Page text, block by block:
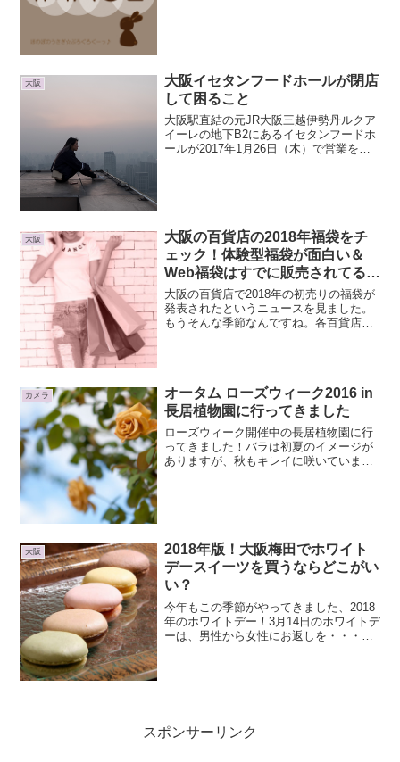
大阪
大阪イセタンフードホールが閉店
して困ること
大阪駅直結の元JR大阪三越伊勢丹ルクア
イーレの地下B2にあるイセタンフードホ
ールが2017年1月26日（木）で営業を終
大阪
大阪の百貨店の2018年福袋をチ
ェック！体験型福袋が面白い＆
Web福袋はすでに販売されてる
よ！！
大阪の百貨店で2018年の初売りの福袋が
発表されたというニュースを見ました。
もうそんな季節なんですね。各百貨店の
カメラ
オータム ローズウィーク2016 in
長居植物園に行ってきました
ローズウィーク開催中の長居植物園に行
ってきました！バラは初夏のイメージが
ありますが、秋もキレイに咲いています♪
大阪
2018年版！大阪梅田でホワイト
デースイーツを買うならどこがい
い？
今年もこの季節がやってきました、2018
年のホワイトデー！3月14日のホワイトデ
ーは、男性から女性にお返しを・・・と
スポンサーリンク